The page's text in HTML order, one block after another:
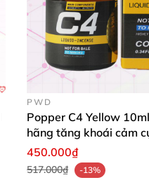
PWD
Popper C4 Yellow
hãng tăng khoái cảm
450.000₫
517.000₫
-13%